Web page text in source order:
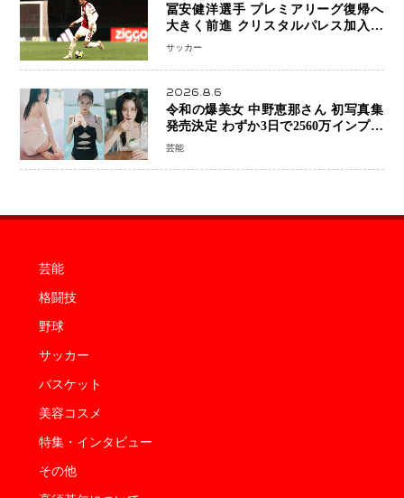
冨安健洋選手 プレミアリーグ復帰へ
大きく前進 クリスタルパレス加入目
前 メディカルチェックも通過
サッカー
2026.8.6
令和の爆美女 中野恵那さん 初写真集
発売決定 わずか3日で2560万インプレ
ッションを記録した話題の美貌を凝縮
芸能
芸能
格闘技
野球
サッカー
バスケット
美容コスメ
特集・インタビュー
その他